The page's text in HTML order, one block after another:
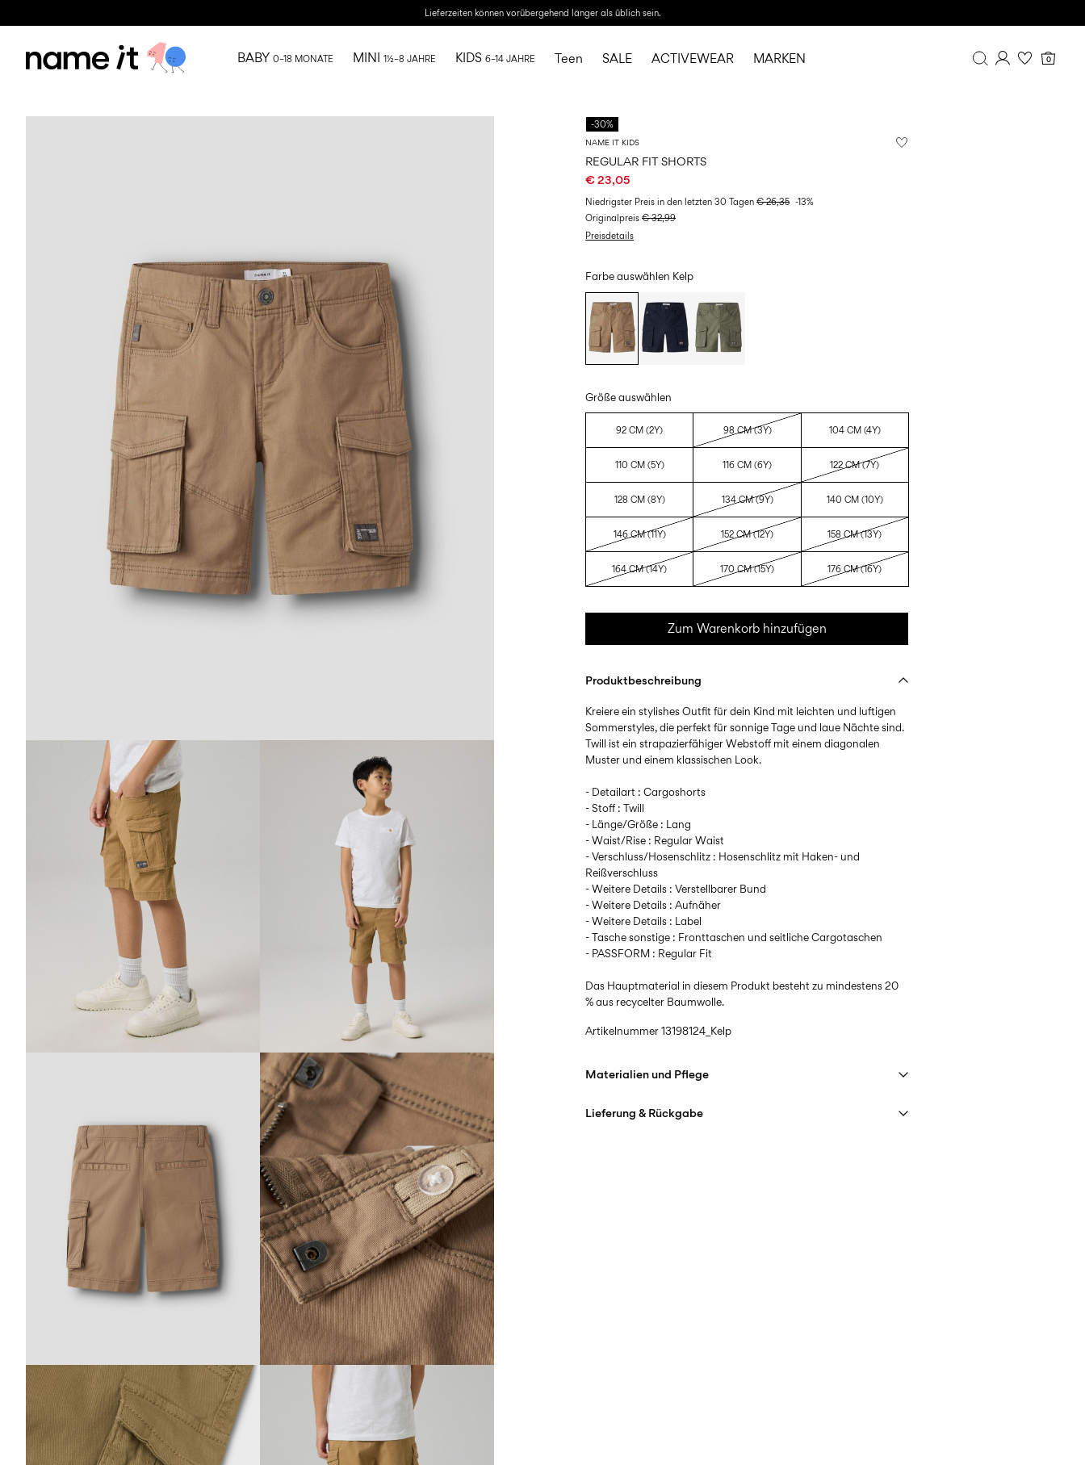
Lieferzeiten können vorübergehend länger als üblich sein.
0
BABY 0–18 MONATE MINI 1½–8 JAHRE KIDS 6–14 JAHRE Teen SALE ACTIVEWEAR MARKEN
-30%
NAME IT KIDS
REGULAR FIT SHORTS
€ 23,05
Niedrigster Preis in den letzten 30 Tagen € 26,35 -13%
Originalpreis € 32,99
Preisdetails
Farbe auswählen Kelp
Größe auswählen
92 CM (2Y) 98 CM (3Y) 104 CM (4Y)
110 CM (5Y) 116 CM (6Y) 122 CM (7Y)
128 CM (8Y) 134 CM (9Y) 140 CM (10Y)
146 CM (11Y) 152 CM (12Y) 158 CM (13Y)
164 CM (14Y) 170 CM (15Y) 176 CM (16Y)
Zum Warenkorb hinzufügen
Produktbeschreibung
Kreiere ein stylishes Outfit für dein Kind mit leichten und luftigen
Sommerstyles, die perfekt für sonnige Tage und laue Nächte sind.
Twill ist ein strapazierfähiger Webstoff mit einem diagonalen
Muster und einem klassischen Look.
- Detailart : Cargoshorts
- Stoff : Twill
- Länge/Größe : Lang
- Waist/Rise : Regular Waist
- Verschluss/Hosenschlitz : Hosenschlitz mit Haken- und
Reißverschluss
- Weitere Details : Verstellbarer Bund
- Weitere Details : Aufnäher
- Weitere Details : Label
- Tasche sonstige : Fronttaschen und seitliche Cargotaschen
- PASSFORM : Regular Fit
Das Hauptmaterial in diesem Produkt besteht zu mindestens 20
% aus recycelter Baumwolle.
Artikelnummer13198124_Kelp
Materialien und Pflege
Lieferung & Rückgabe